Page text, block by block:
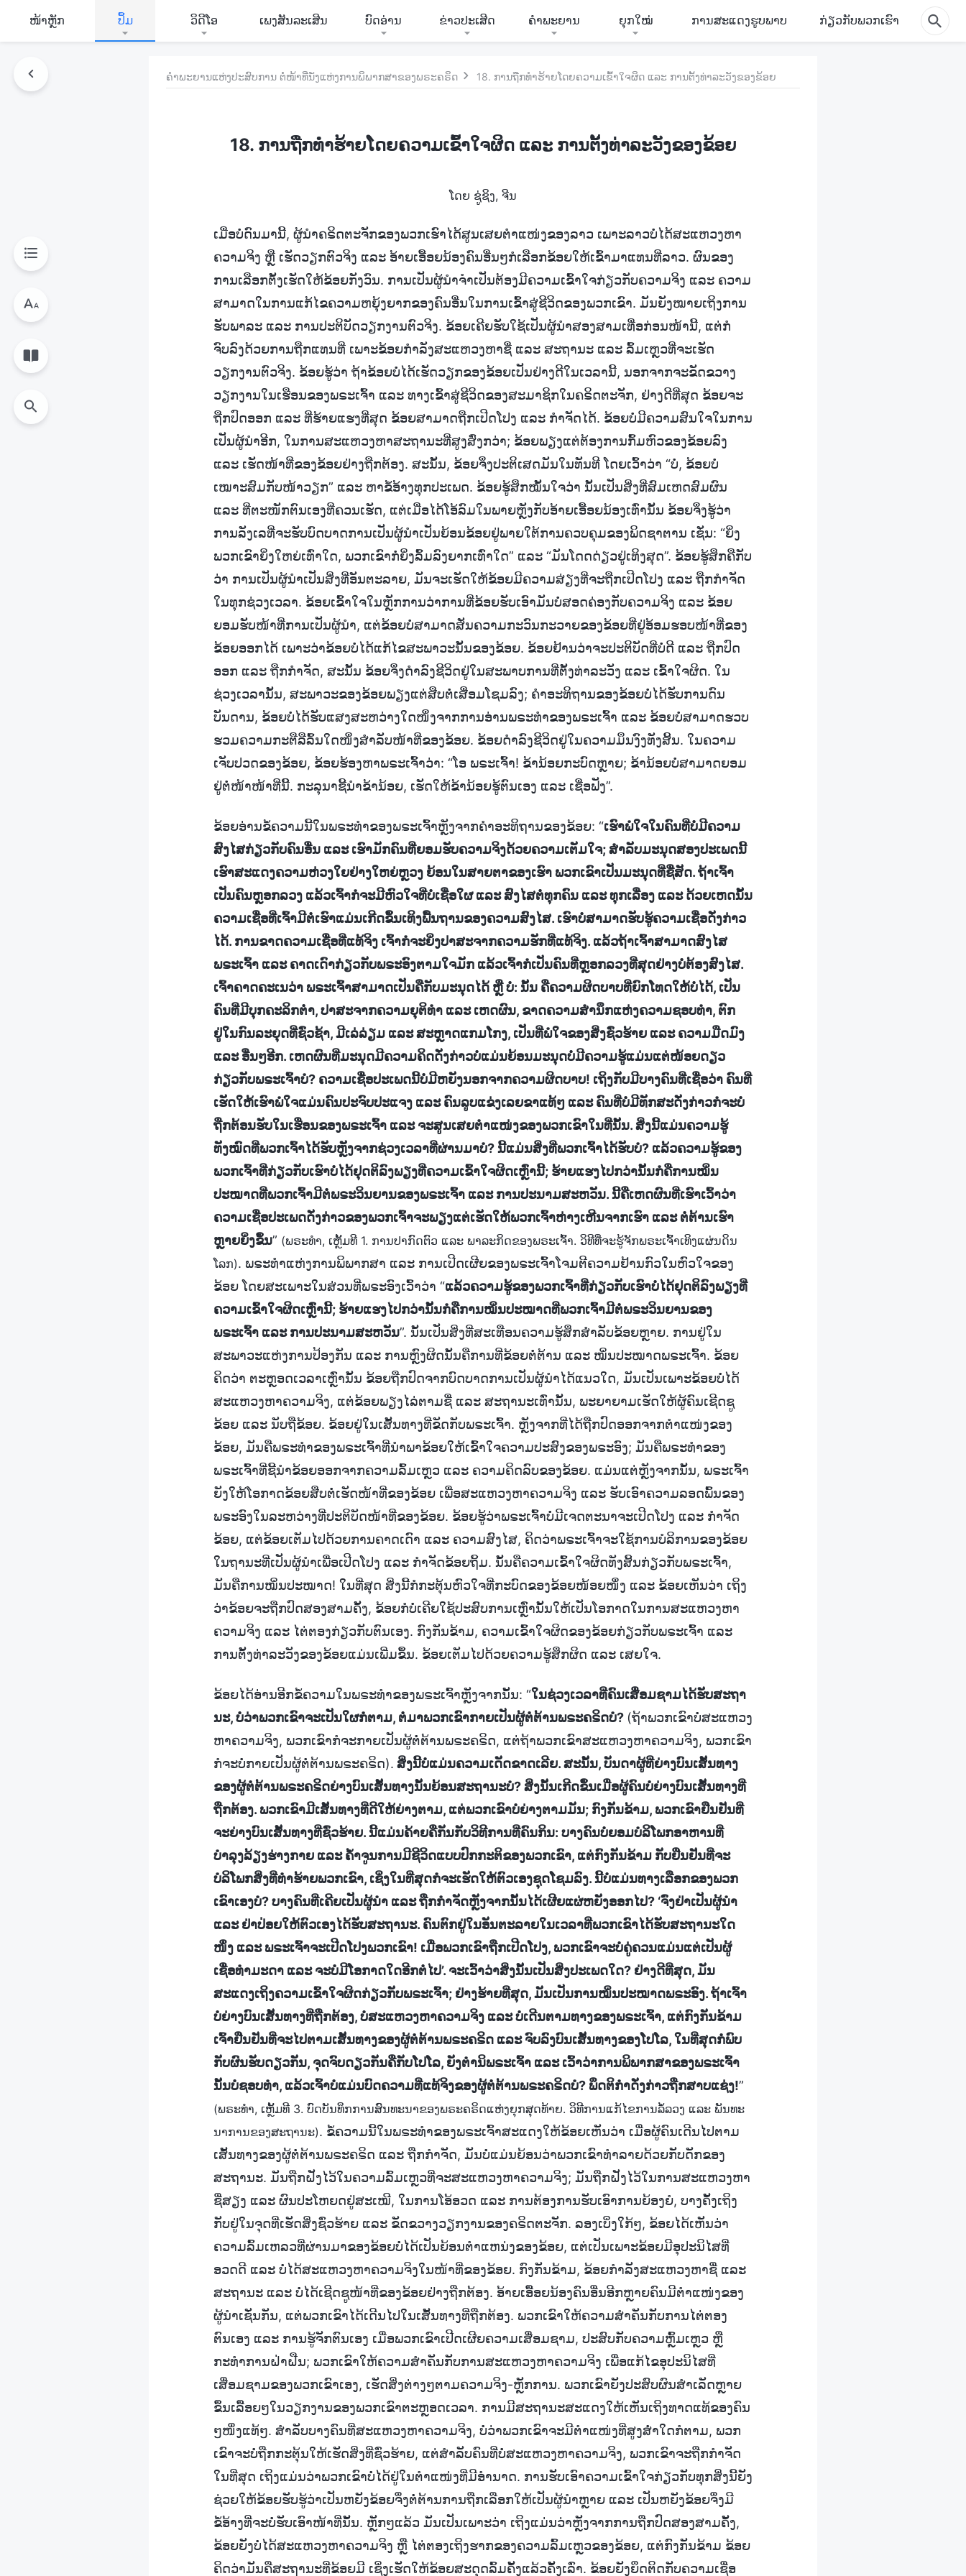
​ໜ້າຫຼັກ ປຶ້ມ ວິ​ດີ​ໂອ ເພງສັນລະເສີນ ບົດອ່ານ ຂ່າວປະເສີດ ຄຳພະຍານ ຍຸກໃໝ່ ການສະແດງຮູບພາບ ກ່ຽວກັບພວກເຮົາ
ຄຳພະຍານແຫ່ງປະສົບການ ຕໍ່ໜ້າທີ່ນັ່ງແຫ່ງການພິພາກສາຂອງພຣະຄຣິດ 18. ການຖືກທຳຮ້າຍໂດຍຄວາມເຂົ້າໃຈຜິດ ແລະ ການຕັ້ງທ່າລະວັງຂອງຂ້ອຍ
18. ການຖືກທຳຮ້າຍໂດຍຄວາມເຂົ້າໃຈຜິດ ແລະ ການຕັ້ງທ່າລະວັງຂອງຂ້ອຍ
ໂດຍ ຊູ່ຊິງ, ຈີນ
ເມື່ອບໍ່ດົນມານີ້, ຜູ້ນໍາຄຣິດຕະຈັກຂອງພວກເຮົາໄດ້ສູນເສຍຕໍາແໜ່ງຂອງລາວ ເພາະລາວບໍ່ໄດ້ສະແຫວງຫາ
ຄວາມຈິງ ຫຼື ເຮັດວຽກຕົວຈິງ ແລະ ອ້າຍເອື້ອຍນ້ອງຄົນອື່ນໆກໍເລືອກຂ້ອຍໃຫ້ເຂົ້າມາແທນທີ່ລາວ. ຜົນຂອງ
ການເລືອກຕັ້ງເຮັດໃຫ້ຂ້ອຍກັງວົນ. ການເປັນຜູ້ນຳຈຳເປັນຕ້ອງມີຄວາມເຂົ້າໃຈກ່ຽວກັບຄວາມຈິງ ແລະ ຄວາມ
ສາມາດໃນການແກ້ໄຂຄວາມຫຍຸ້ງຍາກຂອງຄົນອື່ນໃນການເຂົ້າສູ່ຊີວິດຂອງພວກເຂົາ. ມັນຍັງໝາຍເຖິງການ
ຮັບພາລະ ແລະ ການປະຕິບັດວຽກງານຕົວຈິງ. ຂ້ອຍເຄີຍຮັບໃຊ້ເປັນຜູ້ນໍາສອງສາມເທື່ອກ່ອນໜ້ານີ້, ແຕ່ກໍ
ຈົບລົງດ້ວຍການຖືກແທນທີ່ ເພາະຂ້ອຍກໍາລັງສະແຫວງຫາຊື່ ແລະ ສະຖານະ ແລະ ລົ້ມເຫຼວທີ່ຈະເຮັດ
ວຽກງານຕົວຈິງ. ຂ້ອຍຮູ້ວ່າ ຖ້າຂ້ອຍບໍ່ໄດ້ເຮັດວຽກຂອງຂ້ອຍເປັນຢ່າງດີໃນເວລານີ້, ນອກຈາກຈະຂັດຂວາງ
ວຽກງານໃນເຮືອນຂອງພຣະເຈົ້າ ແລະ ທາງເຂົ້າສູ່ຊີວິດຂອງສະມາຊິກໃນຄຣິດຕະຈັກ, ຢ່າງດີທີ່ສຸດ ຂ້ອຍຈະ
ຖືກປົດອອກ ແລະ ທີ່ຮ້າຍແຮງທີ່ສຸດ ຂ້ອຍສາມາດຖືກເປີດໂປງ ແລະ ກໍາຈັດໄດ້. ຂ້ອຍບໍ່ມີຄວາມສົນໃຈໃນການ
ເປັນຜູ້ນຳອີກ, ໃນການສະແຫວງຫາສະຖານະທີ່ສູງສົ່ງກວ່າ; ຂ້ອຍພຽງແຕ່ຕ້ອງການກົ້ມຫົວຂອງຂ້ອຍລົງ
ແລະ ເຮັດໜ້າທີ່ຂອງຂ້ອຍຢ່າງຖືກຕ້ອງ. ສະນັ້ນ, ຂ້ອຍຈຶ່ງປະຕິເສດມັນໃນທັນທີ ໂດຍເວົ້າວ່າ “ບໍ່, ຂ້ອຍບໍ່
ເໝາະສົມກັບໜ້າວຽກ” ແລະ ຫາຂໍ້ອ້າງທຸກປະເພດ. ຂ້ອຍຮູ້ສຶກໝັ້ນໃຈວ່າ ນັ້ນເປັນສິ່ງທີ່ສົມເຫດສົມຜົນ
ແລະ ທີ່ຕະໜັກຕົນເອງທີ່ຄວນເຮັດ, ແຕ່ເມື່ອໄດ້ໂອ້ລົມໃນພາຍຫຼັງກັບອ້າຍເອື້ອຍນ້ອງເທົ່ານັ້ນ ຂ້ອຍຈຶ່ງຮູ້ວ່າ
ການລັງເລທີ່ຈະຮັບບົດບາດການເປັນຜູ້ນຳເປັນຍ້ອນຂ້ອຍຢູ່ພາຍໃຕ້ການຄວບຄຸມຂອງພິດຊາຕານ ເຊັ່ນ: “ຍິ່ງ
ພວກເຂົາຍິ່ງໃຫຍ່ເທົ່າໃດ, ພວກເຂົາກໍ່ຍິ່ງລົ້ມລົງຍາກເທົ່າໃດ” ແລະ “ມັນໂດດດ່ຽວຢູ່ເທິງສຸດ”. ຂ້ອຍຮູ້ສຶກຄືກັບ
ວ່າ ການເປັນຜູ້ນໍາເປັນສິ່ງທີ່ອັນຕະລາຍ, ມັນຈະເຮັດໃຫ້ຂ້ອຍມີຄວາມສ່ຽງທີ່ຈະຖືກເປີດໂປງ ແລະ ຖືກກໍາຈັດ
ໃນທຸກຊ່ວງເວລາ. ຂ້ອຍເຂົ້າໃຈໃນຫຼັກການວ່າການທີ່ຂ້ອຍຮັບເອົາມັນບໍ່ສອດຄ່ອງກັບຄວາມຈິງ ແລະ ຂ້ອຍ
ຍອມຮັບໜ້າທີ່ການເປັນຜູ້ນໍາ, ແຕ່ຂ້ອຍບໍ່ສາມາດສັ່ນຄວາມກະວົນກະວາຍຂອງຂ້ອຍທີ່ຢູ່ອ້ອມຮອບໜ້າທີ່ຂອງ
ຂ້ອຍອອກໄດ້ ເພາະວ່າຂ້ອຍບໍ່ໄດ້ແກ້ໄຂສະພາວະນັ້ນຂອງຂ້ອຍ. ຂ້ອຍຢ້ານວ່າຈະປະຕິບັດທີ່ບໍ່ດີ ແລະ ຖືກປົດ
ອອກ ແລະ ຖືກກຳຈັດ, ສະນັ້ນ ຂ້ອຍຈຶ່ງດຳລົງຊີວິດຢູ່ໃນສະພາບການທີ່ຕັ້ງທ່າລະວັງ ແລະ ເຂົ້າໃຈຜິດ. ໃນ
ຊ່ວງເວລານັ້ນ, ສະພາວະຂອງຂ້ອຍພຽງແຕ່ສືບຕໍ່ເສື່ອມໂຊມລົງ; ຄຳອະທິຖານຂອງຂ້ອຍບໍ່ໄດ້ຮັບການດົນ
ບັນດານ, ຂ້ອຍບໍ່ໄດ້ຮັບແສງສະຫວ່າງໃດໜຶ່ງຈາກການອ່ານພຣະທຳຂອງພຣະເຈົ້າ ແລະ ຂ້ອຍບໍ່ສາມາດຮວບ
ຮວມຄວາມກະຕືລືລົ້ນໃດໜຶ່ງສຳລັບໜ້າທີ່ຂອງຂ້ອຍ. ຂ້ອຍດຳລົງຊີວິດຢູ່ໃນຄວາມມຶນງົງທັງສິ້ນ. ໃນຄວາມ
ເຈັບປວດຂອງຂ້ອຍ, ຂ້ອຍຮ້ອງຫາພຣະເຈົ້າວ່າ: “ໂອ ພຣະເຈົ້າ! ຂ້ານ້ອຍກະບົດຫຼາຍ; ຂ້ານ້ອຍບໍ່ສາມາດຍອມ
ຢູ່ຕໍ່ໜ້າໜ້າທີ່ນີ້ີ. ກະລຸນາຊີ້ນຳຂ້ານ້ອຍ, ເຮັດໃຫ້ຂ້ານ້ອຍຮູ້ຕົນເອງ ແລະ ເຊື່ອຟັງ”.
ຂ້ອຍອ່ານຂໍ້ຄວາມນີ້ໃນພຣະທຳຂອງພຣະເຈົ້າຫຼັງຈາກຄຳອະທິຖານຂອງຂ້ອຍ: “ເຮົາພໍໃຈໃນຄົນທີ່ບໍ່ມີຄວາມ
ສົງໄສກ່ຽວກັບຄົນອື່ນ ແລະ ເຮົາມັກຄົນທີ່ຍອມຮັບຄວາມຈິງດ້ວຍຄວາມເຕັມໃຈ; ສຳລັບມະນຸດສອງປະເພດນີ້
ເຮົາສະແດງຄວາມຫ່ວງໃຍຢ່າງໃຫຍ່ຫຼວງ ຍ້ອນໃນສາຍຕາຂອງເຮົາ ພວກເຂົາເປັນມະນຸດທີ່ຊື່ສັດ. ຖ້າເຈົ້າ
ເປັນຄົນຫຼອກລວງ ແລ້ວເຈົ້າກໍຈະມີຫົວໃຈທີ່ບໍ່ເຊື່ອໃຜ ແລະ ສົງໄສຕໍ່ທຸກຄົນ ແລະ ທຸກເລື່ອງ ແລະ ດ້ວຍເຫດນັ້ນ
ຄວາມເຊື່ອທີ່ເຈົ້າມີຕໍ່ເຮົາແມ່ນເກີດຂຶ້ນເທິງພື້ນຖານຂອງຄວາມສົງໄສ. ເຮົາບໍ່ສາມາດຮັບຮູ້ຄວາມເຊື່ອດັ່ງກ່າວ
ໄດ້. ການຂາດຄວາມເຊື່ອທີ່ແທ້ຈິງ ເຈົ້າກໍຈະຍິ່ງປາສະຈາກຄວາມຮັກທີ່ແທ້ຈິງ. ແລ້ວຖ້າເຈົ້າສາມາດສົງໄສ
ພຣະເຈົ້າ ແລະ ຄາດເດົາກ່ຽວກັບພຣະອົງຕາມໃຈມັກ ແລ້ວເຈົ້າກໍເປັນຄົນທີ່ຫຼອກລວງທີ່ສຸດຢ່າງບໍ່ຕ້ອງສົງໄສ.
ເຈົ້າຄາດຄະເນວ່າ ພຣະເຈົ້າສາມາດເປັນຄືກັບມະນຸດໄດ້ ຫຼື ບໍ່: ນັ້ນ ຄືຄວາມຜິດບາບທີ່ຍົກໂທດໃຫ້ບໍ່ໄດ້, ເປັນ
ຄົນທີ່ມີບຸກຄະລິກຕໍ່າ, ປາສະຈາກຄວາມຍຸຕິທຳ ແລະ ເຫດຜົນ, ຂາດຄວາມສຳນຶກແຫ່ງຄວາມຊອບທໍາ, ຕົກ
ຢູ່ໃນກົນລະຍຸດທີ່ຊົ່ວຊ້າ, ມີເລ່ລ່ຽມ ແລະ ສະຫຼາດແກມໂກງ, ເປັນທີ່ພໍໃຈຂອງສິ່ງຊົ່ວຮ້າຍ ແລະ ຄວາມມືດມົງ
ແລະ ອື່ນໆອີກ. ເຫດຜົນທີ່ມະນຸດມີຄວາມຄິດດັ່ງກ່າວບໍ່ແມ່ນຍ້ອນມະນຸດບໍ່ມີຄວາມຮູ້ແມ່ນແຕ່ໜ້ອຍດຽວ
ກ່ຽວກັບພຣະເຈົ້າບໍ? ຄວາມເຊື່ອປະເພດນີ້ບໍ່ມີຫຍັງນອກຈາກຄວາມຜິດບາບ! ເຖິງກັບມີບາງຄົນທີ່ເຊື່ອວ່າ ຄົນທີ່
ເຮັດໃຫ້ເຮົາພໍໃຈແມ່ນຄົນປະຈົບປະແຈງ ແລະ ຄົນລູບແຂ່ງເລຍຂາແທ້ໆ ແລະ ຄົນທີ່ບໍ່ມີທັກສະດັ່ງກ່າວກໍຈະບໍ່
ຖືກຕ້ອນຮັບໃນເຮືອນຂອງພຣະເຈົ້າ ແລະ ຈະສູນເສຍຕໍາແໜ່ງຂອງພວກເຂົາໃນທີ່ນັ້ນ. ສິ່ງນີ້ແມ່ນຄວາມຮູ້
ທັງໝົດທີ່ພວກເຈົ້າໄດ້ຮັບຫຼັງຈາກຊ່ວງເວລາທີ່ຜ່ານມາບໍ? ນີ້ແມ່ນສິ່ງທີ່ພວກເຈົ້າໄດ້ຮັບບໍ? ແລ້ວຄວາມຮູ້ຂອງ
ພວກເຈົ້າທີ່ກ່ຽວກັບເຮົາບໍ່ໄດ້ຢຸດຕິລົງພຽງທີ່ຄວາມເຂົ້າໃຈຜິດເຫຼົ່ານີ້; ຮ້າຍແຮງໄປກວ່ານັ້ນກໍຄືການໝິ່ນ
ປະໝາດທີ່ພວກເຈົ້າມີຕໍ່ພຣະວິນຍານຂອງພຣະເຈົ້າ ແລະ ການປະນາມສະຫວັນ. ນີ້ຄືເຫດຜົນທີ່ເຮົາເວົ້າວ່າ
ຄວາມເຊື່ອປະເພດດັ່ງກ່າວຂອງພວກເຈົ້າຈະພຽງແຕ່ເຮັດໃຫ້ພວກເຈົ້າຫ່າງເຫີນຈາກເຮົາ ແລະ ຕໍ່ຕ້ານເຮົາ
ຫຼາຍຍິ່ງຂຶ້ນ” (ພຣະທຳ, ເຫຼັ້ມທີ 1. ການປາກົດຕົວ ແລະ ພາລະກິດຂອງພຣະເຈົ້າ. ວິທີທີ່ຈະຮູ້ຈັກພຣະເຈົ້າເທິງແຜ່ນດິນ
ໂລກ). ພຣະທຳແຫ່ງການພິພາກສາ ແລະ ການເປີດເຜີຍຂອງພຣະເຈົ້າໂຈມຕີຄວາມຢ້ານກົວໃນຫົວໃຈຂອງ
ຂ້ອຍ ໂດຍສະເພາະໃນສ່ວນທີ່ພຣະອົງເວົ້າວ່າ “ແລ້ວຄວາມຮູ້ຂອງພວກເຈົ້າທີ່ກ່ຽວກັບເຮົາບໍ່ໄດ້ຢຸດຕິລົງພຽງທີ່
ຄວາມເຂົ້າໃຈຜິດເຫຼົ່ານີ້; ຮ້າຍແຮງໄປກວ່ານັ້ນກໍຄືການໝິ່ນປະໝາດທີ່ພວກເຈົ້າມີຕໍ່ພຣະວິນຍານຂອງ
ພຣະເຈົ້າ ແລະ ການປະນາມສະຫວັນ”. ນັ້ນເປັນສິ່ງທີ່ສະເທືອນຄວາມຮູ້ສຶກສຳລັບຂ້ອຍຫຼາຍ. ການຢູ່ໃນ
ສະພາວະແຫ່ງການປ້ອງກັນ ແລະ ການຫຼົງຜິດນັ້ນຄືການທີ່ຂ້ອຍຕໍ່ຕ້ານ ແລະ ໝິ່ນປະໝາດພຣະເຈົ້າ. ຂ້ອຍ
ຄິດວ່າ ຕະຫຼອດເວລາເຫຼົ່ານັ້ນ ຂ້ອຍຖືກປົດຈາກບົດບາດການເປັນຜູ້ນໍາໄດ້ແນວໃດ, ມັນເປັນເພາະຂ້ອຍບໍ່ໄດ້
ສະແຫວງຫາຄວາມຈິງ, ແຕ່ຂ້ອຍພຽງໄລ່ຕາມຊື່ ແລະ ສະຖານະເທົ່ານັ້ນ, ພະຍາຍາມເຮັດໃຫ້ຜູ້ຄົນເຊີດຊູ
ຂ້ອຍ ແລະ ນັບຖືຂ້ອຍ. ຂ້ອຍຢູ່ໃນເສັ້ນທາງທີ່ຂັດກັບພຣະເຈົ້າ. ຫຼັງຈາກທີ່ໄດ້ຖືກປົດອອກຈາກຕໍາແໜ່ງຂອງ
ຂ້ອຍ, ມັນຄືພຣະທຳຂອງພຣະເຈົ້າທີ່ນໍາພາຂ້ອຍໃຫ້ເຂົ້າໃຈຄວາມປະສົງຂອງພຣະອົງ; ມັນຄືພຣະທຳຂອງ
ພຣະເຈົ້າທີ່ຊີ້ນໍາຂ້ອຍອອກຈາກຄວາມລົ້ມເຫຼວ ແລະ ຄວາມຄິດລົບຂອງຂ້ອຍ. ແມ່ນແຕ່ຫຼັງຈາກນັ້ນ, ພຣະເຈົ້າ
ຍັງໃຫ້ໂອກາດຂ້ອຍສືບຕໍ່ເຮັດໜ້າທີ່ຂອງຂ້ອຍ ເພື່ອສະແຫວງຫາຄວາມຈິງ ແລະ ຮັບເອົາຄວາມລອດພົ້ນຂອງ
ພຣະອົງໃນລະຫວ່າງທີ່ປະຕິບັດໜ້າທີ່ຂອງຂ້ອຍ. ຂ້ອຍຮູ້ວ່າພຣະເຈົ້າບໍ່ມີເຈດຕະນາຈະເປີດໂປງ ແລະ ກໍາຈັດ
ຂ້ອຍ, ແຕ່ຂ້ອຍເຕັມໄປດ້ວຍການຄາດເດົາ ແລະ ຄວາມສົງໄສ, ຄິດວ່າພຣະເຈົ້າຈະໃຊ້ການບໍລິການຂອງຂ້ອຍ
ໃນຖານະທີ່ເປັນຜູ້ນໍາເພື່ອເປີດໂປງ ແລະ ກໍາຈັດຂ້ອຍຖິ້ມ. ນັ້ນຄືຄວາມເຂົ້າໃຈຜິດທັງສິ້ນກ່ຽວກັບພຣະເຈົ້າ,
ມັນຄືການໝິ່ນປະໝາດ! ໃນທີ່ສຸດ ສິ່ງນີ້ກໍກະຕຸ້ນຫົວໃຈທີ່ກະບົດຂອງຂ້ອຍໜ້ອຍໜຶ່ງ ແລະ ຂ້ອຍເຫັນວ່າ ເຖິງ
ວ່າຂ້ອຍຈະຖືກປົດສອງສາມຄັ້ງ, ຂ້ອຍກໍບໍ່ເຄີຍໃຊ້ປະສົບການເຫຼົ່ານັ້ນໃຫ້ເປັນໂອກາດໃນການສະແຫວງຫາ
ຄວາມຈິງ ແລະ ໄຕ່ຕອງກ່ຽວກັບຕົນເອງ. ກົງກັນຂ້າມ, ຄວາມເຂົ້າໃຈຜິດຂອງຂ້ອຍກ່ຽວກັບພຣະເຈົ້າ ແລະ
ການຕັ້ງທ່າລະວັງຂອງຂ້ອຍແມ່ນເພີ່ມຂຶ້ນ. ຂ້ອຍເຕັມໄປດ້ວຍຄວາມຮູ້ສຶກຜິດ ແລະ ເສຍໃຈ.
ຂ້ອຍໄດ້ອ່ານອີກຂໍ້ຄວາມໃນພຣະທຳຂອງພຣະເຈົ້າຫຼັງຈາກນັ້ນ: “ໃນຊ່ວງເວລາທີ່ຄົນເສື່ອມຊາມໄດ້ຮັບສະຖາ
ນະ, ບໍ່ວ່າພວກເຂົາຈະເປັນໃຜກໍຕາມ, ຕໍ່ມາພວກເຂົາກາຍເປັນຜູ້ຕໍ່ຕ້ານພຣະຄຣິດບໍ? (ຖ້າພວກເຂົາບໍ່ສະແຫວງ
ຫາຄວາມຈິງ, ພວກເຂົາກໍຈະກາຍເປັນຜູ້ຕໍ່ຕ້ານພຣະຄຣິດ, ແຕ່ຖ້າພວກເຂົາສະແຫວງຫາຄວາມຈິງ, ພວກເຂົາ
ກໍຈະບໍ່ກາຍເປັນຜູ້ຕໍ່ຕ້ານພຣະຄຣິດ). ສິ່ງນີ້ບໍ່ແມ່ນຄວາມເດັດຂາດເລີຍ. ສະນັ້ນ, ບັນດາຜູ້ທີ່ຍ່າງບົນເສັ້ນທາງ
ຂອງຜູ້ຕໍ່ຕ້ານພຣະຄຣິດຍ່າງບົນເສັ້ນທາງນັ້ນຍ້ອນສະຖານະບໍ? ສິ່ງນັ້ນເກີດຂຶ້ນເມື່ອຜູ້ຄົນບໍ່ຍ່າງບົນເສັ້ນທາງທີ່
ຖືກຕ້ອງ. ພວກເຂົາມີເສັ້ນທາງທີ່ດີໃຫ້ຍ່າງຕາມ, ແຕ່ພວກເຂົາບໍ່ຍ່າງຕາມມັນ; ກົງກັນຂ້າມ, ພວກເຂົາຢືນຢັນທີ່
ຈະຍ່າງບົນເສັ້ນທາງທີ່ຊົ່ວຮ້າຍ. ນີ້ແມ່ນຄ້າຍຄືກັນກັບວິທີການທີ່ຄົນກິນ: ບາງຄົນບໍ່ຍອມບໍລິໂພກອາຫານທີ່
ບຳລຸງລ້ຽງຮ່າງກາຍ ແລະ ຄ້ຳຈູນການມີຊີວິດແບບປົກກະຕິຂອງພວກເຂົາ, ແຕ່ກົງກັນຂ້າມ ກັບຢືນຢັນທີ່ຈະ
ບໍລິໂພກສິ່ງທີ່ທໍາຮ້າຍພວກເຂົາ, ເຊິ່ງໃນທີ່ສຸດກໍຈະເຮັດໃຫ້ຕົວເອງຊຸດໂຊມລົງ. ນີ້ບໍ່ແມ່ນທາງເລືອກຂອງພວກ
ເຂົາເອງບໍ? ບາງຄົນທີ່ເຄີຍເປັນຜູ້ນຳ ແລະ ຖືກກຳຈັດຫຼັງຈາກນັ້ນໄດ້ເຜີຍແຜ່ຫຍັງອອກໄປ? ‘ຈົ່ງຢ່າເປັນຜູ້ນຳ
ແລະ ຢ່າປ່ອຍໃຫ້ຕົວເອງໄດ້ຮັບສະຖານະ. ຄົນຕົກຢູ່ໃນອັນຕະລາຍໃນເວລາທີ່ພວກເຂົາໄດ້ຮັບສະຖານະໃດ
ໜຶ່ງ ແລະ ພຣະເຈົ້າຈະເປີດໂປງພວກເຂົາ! ເມື່ອພວກເຂົາຖືກເປີດໂປງ, ພວກເຂົາຈະບໍ່ຄູ່ຄວນແມ່ນແຕ່ເປັນຜູ້
ເຊື່ອທຳມະດາ ແລະ ຈະບໍ່ມີໂອກາດໃດອີກຕໍ່ໄປ’. ຈະເວົ້າວ່າສິ່ງນັ້ນເປັນສິ່ງປະເພດໃດ? ຢ່າງດີທີ່ສຸດ, ມັນ
ສະແດງເຖິງຄວາມເຂົ້າໃຈຜິດກ່ຽວກັບພຣະເຈົ້າ; ຢ່າງຮ້າຍທີ່ສຸດ, ມັນເປັນການໝິ່ນປະໝາດພຣະອົງ. ຖ້າເຈົ້າ
ບໍ່ຍ່າງບົນເສັ້ນທາງທີ່ຖືກຕ້ອງ, ບໍ່ສະແຫວງຫາຄວາມຈິງ ແລະ ບໍ່ເດີນຕາມທາງຂອງພຣະເຈົ້າ, ແຕ່ກົງກັນຂ້າມ
ເຈົ້າຢືນຢັນທີ່ຈະໄປຕາມເສັ້ນທາງຂອງຜູ້ຕໍ່ຕ້ານພຣະຄຣິດ ແລະ ຈົບລົງບົນເສັ້ນທາງຂອງໂປໂລ, ໃນທີ່ສຸດກໍ່ພົບ
ກັບຜົນຮັບດຽວກັນ, ຈຸດຈົບດຽວກັນຄືກັບໂປໂລ, ຍັງຕຳນິພຣະເຈົ້າ ແລະ ເວົ້າວ່າການພິພາກສາຂອງພຣະເຈົ້າ
ນັ້ນບໍ່ຊອບທຳ, ແລ້ວເຈົ້າບໍ່ແມ່ນບົດຄວາມທີ່ແທ້ຈິງຂອງຜູ້ຕໍ່ຕ້ານພຣະຄຣິດບໍ? ພຶດຕິກໍາດັ່ງກ່າວຖືກສາບແຊ່ງ!”
(ພຣະທຳ, ເຫຼັ້ມທີ 3. ບົດບັນທຶກການສົນທະນາຂອງພຣະຄຣິດແຫ່ງຍຸກສຸດທ້າຍ. ວິທີການແກ້ໄຂການລໍ້ລວງ ແລະ ພັນທະ
ນາການຂອງສະຖານະ). ຂໍ້ຄວາມນີ້ໃນພຣະທຳຂອງພຣະເຈົ້າສະແດງໃຫ້ຂ້ອຍເຫັນວ່າ ເມື່ອຜູ້ຄົນເດີນໄປຕາມ
ເສັ້ນທາງຂອງຜູ້ຕໍ່ຕ້ານພຣະຄຣິດ ແລະ ຖືກກຳຈັດ, ມັນບໍ່ແມ່ນຍ້ອນວ່າພວກເຂົາທຳລາຍດ້ວຍກັບດັກຂອງ
ສະຖານະ. ມັນຖືກຝັງໄວ້ໃນຄວາມລົ້ມເຫຼວທີ່ຈະສະແຫວງຫາຄວາມຈິງ; ມັນຖືກຝັງໄວ້ໃນການສະແຫວງຫາ
ຊື່ສຽງ ແລະ ຜົນປະໂຫຍດຢູ່ສະເໝີ, ໃນການໂອ້ອວດ ແລະ ການຕ້ອງການຮັບເອົາການຍ້ອງຍໍ, ບາງຄັ້ງເຖິງ
ກັບຢູ່ໃນຈຸດທີ່ເຮັດສິ່ງຊົ່ວຮ້າຍ ແລະ ຂັດຂວາງວຽກງານຂອງຄຣິດຕະຈັກ. ລອງເບິ່ງໃກ້ໆ, ຂ້ອຍໄດ້ເຫັນວ່າ
ຄວາມລົ້ມເຫລວທີ່ຜ່ານມາຂອງຂ້ອຍບໍ່ໄດ້ເປັນຍ້ອນຕໍາແຫນ່ງຂອງຂ້ອຍ, ແຕ່ເປັນເພາະຂ້ອຍມີອຸປະນິໄສທີ່
ອວດດີ ແລະ ບໍ່ໄດ້ສະແຫວງຫາຄວາມຈິງໃນໜ້າທີ່ຂອງຂ້ອຍ. ກົງກັນຂ້າມ, ຂ້ອຍກຳລັງສະແຫວງຫາຊື່ ແລະ
ສະຖານະ ແລະ ບໍ່ໄດ້ເຊີດຊູໜ້າທີ່ຂອງຂ້ອຍຢ່າງຖືກຕ້ອງ. ອ້າຍເອື້ອຍນ້ອງຄົນອື່ນອີກຫຼາຍຄົນມີຕຳແໜ່ງຂອງ
ຜູ້ນໍາເຊັ່ນກັນ, ແຕ່ພວກເຂົາໄດ້ເດີນໄປໃນເສັ້ນທາງທີ່ຖືກຕ້ອງ. ພວກເຂົາໃຫ້ຄວາມສຳຄັນກັບການໄຕ່ຕອງ
ຕົນເອງ ແລະ ການຮູ້ຈັກຕົນເອງ ເມື່ອພວກເຂົາເປີດເຜີຍຄວາມເສື່ອມຊາມ, ປະສົບກັບຄວາມຫຼົ້ມເຫຼວ ຫຼື
ກະທຳການຝ່າຝືນ; ພວກເຂົາໃຫ້ຄວາມສຳຄັນກັບການສະແຫວງຫາຄວາມຈິງ ເພື່ອແກ້ໄຂອຸປະນິໄສທີ່
ເສື່ອມຊາມຂອງພວກເຂົາເອງ, ເຮັດສິ່ງຕ່າງໆຕາມຄວາມຈິງ-ຫຼັກການ. ພວກເຂົາຍັງປະສົບຜົນສຳເລັດຫຼາຍ
ຂຶ້ນເລື້ອຍໆໃນວຽກງານຂອງພວກເຂົາຕະຫຼອດເວລາ. ການມີສະຖານະສະແດງໃຫ້ເຫັນເຖິງທາດແທ້ຂອງຄົນ
ໆໜຶ່ງແທ້ໆ. ສຳລັບບາງຄົນທີ່ສະແຫວງຫາຄວາມຈິງ, ບໍ່ວ່າພວກເຂົາຈະມີຕໍາແໜ່ງທີ່ສູງສໍ່າໃດກໍຕາມ, ພວກ
ເຂົາຈະບໍ່ຖືກກະຕຸ້ນໃຫ້ເຮັດສິ່ງທີ່ຊົ່ວຮ້າຍ, ແຕ່ສຳລັບຄົນທີ່ບໍ່ສະແຫວງຫາຄວາມຈິງ, ພວກເຂົາຈະຖືກກຳຈັດ
ໃນທີ່ສຸດ ເຖິງແມ່ນວ່າພວກເຂົາບໍ່ໄດ້ຢູ່ໃນຕໍາແໜ່ງທີ່ມີອຳນາດ. ການຮັບເອົາຄວາມເຂົ້າໃຈກ່ຽວກັບທຸກສິ່ງນີ້ຍັງ
ຊ່ວຍໃຫ້ຂ້ອຍຮັບຮູ້ວ່າເປັນຫຍັງຂ້ອຍຈຶ່ງຕໍ່ຕ້ານການຖືກເລືອກໃຫ້ເປັນຜູ້ນໍາຫຼາຍ ແລະ ເປັນຫຍັງຂ້ອຍຈຶ່ງມີ
ຂໍ້ອ້າງທີ່ຈະບໍ່ຮັບເອົາໜ້າທີ່ນັ້ນ. ຫຼັກໆແລ້ວ ມັນເປັນເພາະວ່າ ເຖິງແມ່ນວ່າຫຼັງຈາກການຖືກປົດສອງສາມຄັ້ງ,
ຂ້ອຍຍັງບໍ່ໄດ້ສະແຫວງຫາຄວາມຈິງ ຫຼື ໄຕ່ຕອງເຖິງຮາກຂອງຄວາມລົ້ມເຫຼວຂອງຂ້ອຍ, ແຕ່ກົງກັນຂ້າມ ຂ້ອຍ
ຄິດວ່າມັນຄືສະຖານະທີ່ຂ້ອຍມີ ເຊິ່ງເຮັດໃຫ້ຂ້ອຍສະດຸດລົ້ມຄັ້ງແລ້ວຄັ້ງເລົ່າ. ຂ້ອຍຍັງຍຶດຕິດກັບຄວາມເຊື່ອ